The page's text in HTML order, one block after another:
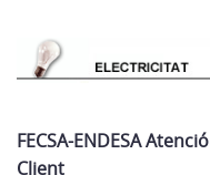
FECSA-ENDESA Atenció
Client